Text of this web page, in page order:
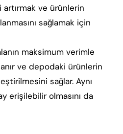
ve ürünlerin
sağlamak için
maksimum verimle
ve depodaki ürünlerin
sağlar. Aynı
erişilebilir olmasını da